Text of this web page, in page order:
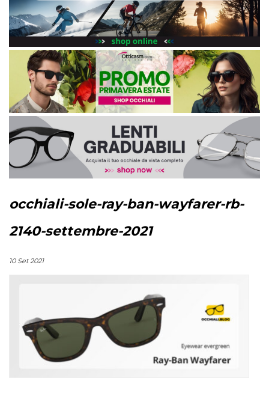
occhiali-sole-ray-ban-wayfarer-rb-
2140-settembre-2021
10 Set 2021